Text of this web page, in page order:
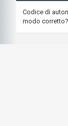
Codice di
modo